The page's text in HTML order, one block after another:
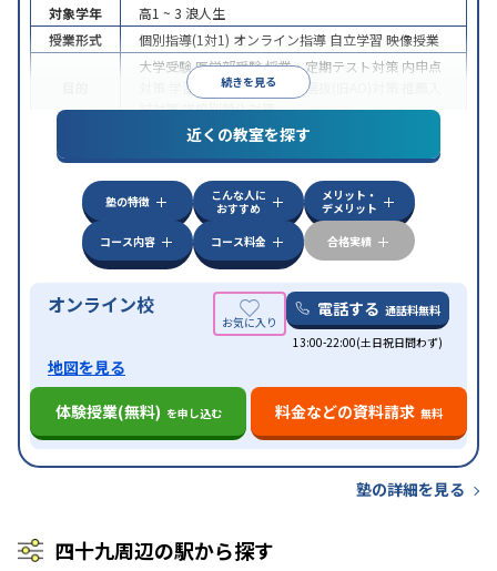
続きを見る
対象学年 高1 ~ 3 浪人生
授業形式
個別指導(1対1) オンライン指導 自立学習 映像授業
大学受験医学部受験授業・定期テスト対策 内申点
学習習慣の定着 総合型選抜(旧AO)対策
試対策学校別特化対策
特徴
中高一貫校生に対応授業の振替可能
学習にPC・タブレットを利用オンライン対応1
科目から受講可能
近くの教室を探す
塾の特徴
こんな人に
おすすめ
メリット・
デメリット
コース内容
コース料金 合格実績
オンライン校 電話する 通話料無料
13:00-22:00(土日祝日問わず)
地図を見る
体験授業(無料) を申し込む 料金などの資料請求 無料
塾の詳細を見る
四十九周辺の駅から探す